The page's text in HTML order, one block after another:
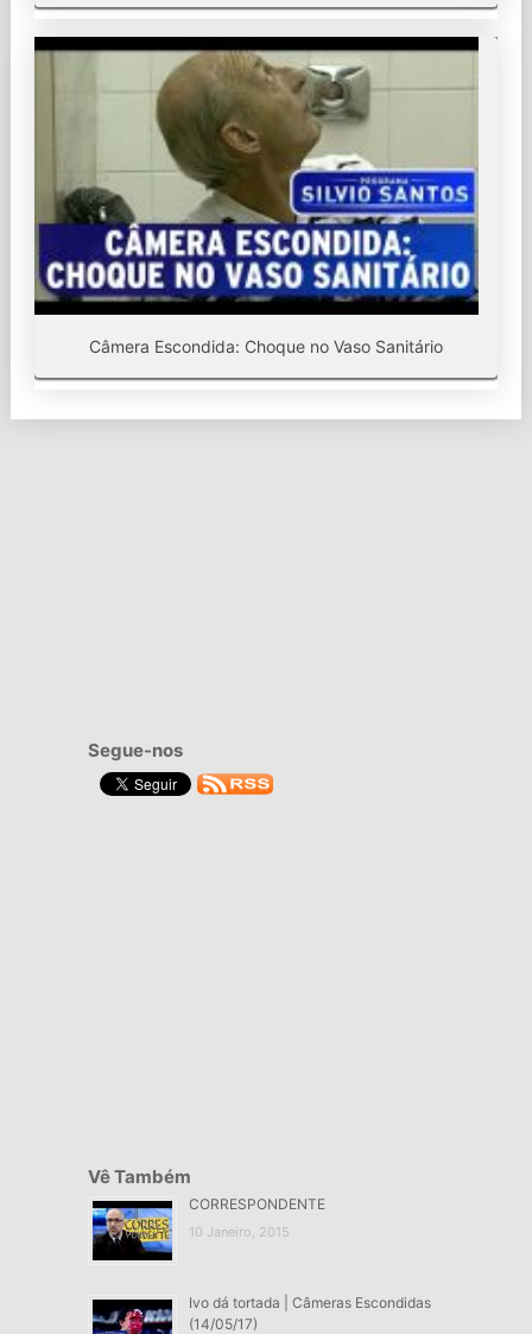
Câmera Escondida: Choque no Vaso Sanitário
Segue-nos
Vê Também
CORRESPONDENTE
10 Janeiro, 2015
Ivo dá tortada | Câmeras Escondidas
(14/05/17)